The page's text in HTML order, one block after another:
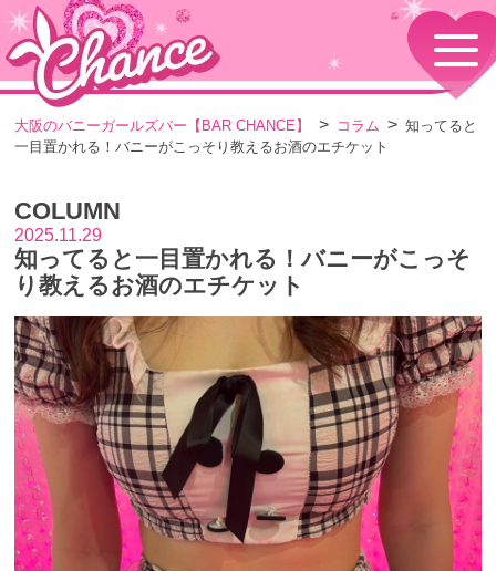
HOME
TOPページ
コンセプト
GIRLS
MENU
メニュー・料金
イベント情報
SHOP
店舗情報・よくある質問
VISITORS TO JAPAN
外国人観光客向け
RECRUIT
採用情報
大阪のバニーガールズバー【BAR CHANCE】 コラム
知ってると
一目置かれる！バニーがこっそり教えるお酒のエチケット
COLUMN
2025.11.29
知ってると一目置かれる！バニーがこっそ
り教えるお酒のエチケット